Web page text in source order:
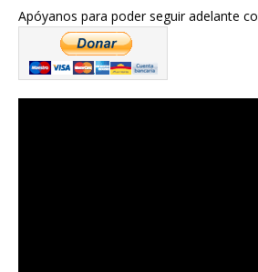
Apóyanos para poder seguir adelante